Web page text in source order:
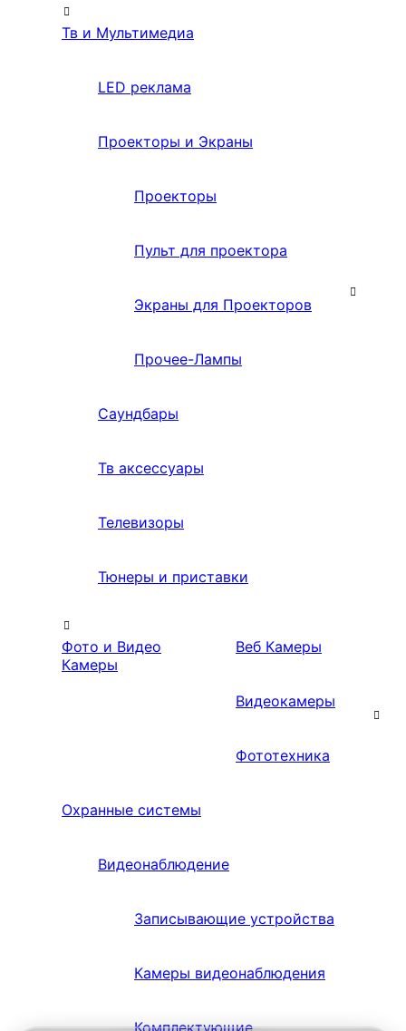
Тв и Мультимедиа
LED реклама
Проекторы и Экраны
Проекторы
Пульт для проектора
Экраны для Проекторов
Прочее-Лампы
Саундбары
Тв аксессуары
Телевизоры
Тюнеры и приставки
Фото и Видео
Камеры
Веб Камеры
Видеокамеры
Фототехника
Охранные системы
Видеонаблюдение
Записывающие устройства
Камеры видеонаблюдения